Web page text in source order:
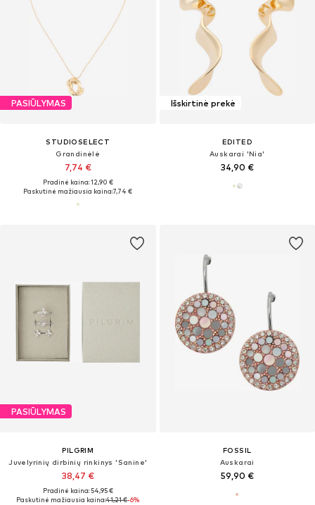
PASIŪLYMAS
STUDIOSELECT
Grandinėlė
7,74 €
Pradinė kaina: 12,90 €
Paskutinė mažiausia kaina:7,74 €
Išskirtinė prekė
EDITED
Auskarai 'Nia'
34,90 €
PASIŪLYMAS
PILGRIM
Juvelyrinių dirbinių rinkinys 'Sanine'
38,47 €
Pradinė kaina: 54,95 €
Paskutinė mažiausia kaina:41,21 €-6%
FOSSIL
Auskarai
59,90 €